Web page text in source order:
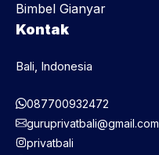
Bimbel Gianyar
Kontak
Bali, Indonesia
087700932472
guruprivatbali@gmail.com
privatbali